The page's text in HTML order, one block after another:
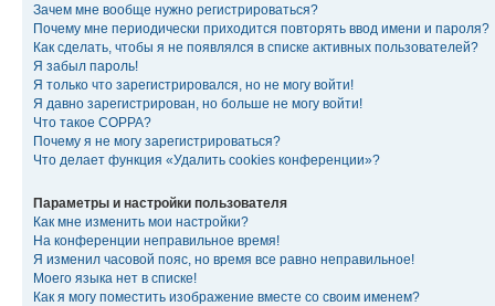
Зачем мне вообще нужно регистрироваться?
Почему мне периодически приходится повторять ввод имени и пароля?
Как сделать, чтобы я не появлялся в списке активных пользователей?
Я забыл пароль!
Я только что зарегистрировался, но не могу войти!
Я давно зарегистрирован, но больше не могу войти!
Что такое COPPA?
Почему я не могу зарегистрироваться?
Что делает функция «Удалить cookies конференции»?
Параметры и настройки пользователя
Как мне изменить мои настройки?
На конференции неправильное время!
Я изменил часовой пояс, но время все равно неправильное!
Моего языка нет в списке!
Как я могу поместить изображение вместе со своим именем?